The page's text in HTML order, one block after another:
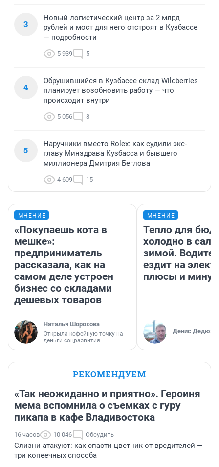
3
Новый логистический центр за 2 млрд
рублей и мост для него отстроят в Кузбассе
— подробности
5 939 5
4
Обрушившийся в Кузбассе склад Wildberries
планирует возобновить работу — что
происходит внутри
5 056 8
5
Наручники вместо Rolex: как судили экс-
главу Минздрава Кузбасса и бывшего
миллионера Дмитрия Беглова
4 609 15
МНЕНИЕ
«Покупаешь кота в
мешке»:
предприниматель
рассказала, как на
самом деле устроен
бизнес со складами
дешевых товаров
Наталья Шорохова
Открыла кофейную точку на
деньги соцразвития
МНЕНИЕ
Тепло для
холодно в
зимой.
ездит на
плюсы и
Денис
РЕКОМЕНДУЕМ
«Так неожиданно и приятно». Героиня
мема вспомнила о съемках с гуру
пикапа в кафе Владивостока
16 часов 10 046 Обсудить
Слизни атакуют: как спасти цветник от вредителей —
три копеечных способа